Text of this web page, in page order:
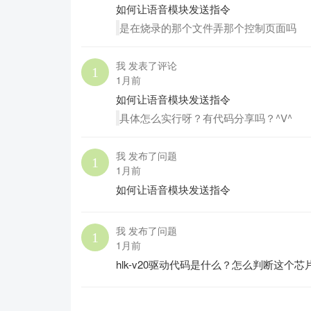
如何让语音模块发送指令
是在烧录的那个文件弄那个控制页面吗
我 发表了评论
1月前
如何让语音模块发送指令
具体怎么实行呀？有代码分享吗？^V^
我 发布了问题
1月前
如何让语音模块发送指令
我 发布了问题
1月前
hlk-v20驱动代码是什么？怎么判断这个芯